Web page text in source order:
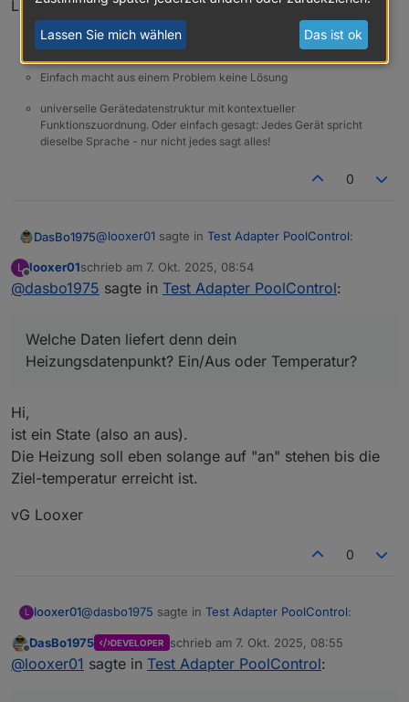
LG
Entwickler des Adapters PoolControl / BertinSoft-Sprachassistent
Einfach macht aus einem Problem keine Lösung
universelle Gerätedatenstruktur mit kontextueller
Funktionszuordnung. Oder einfach gesagt: Jedes Gerät spricht
dieselbe Sprache - nur nicht jedes sagt alles!
0
DasBo1975@looxer01 sagte in Test Adapter PoolControl:
Hi,
Heizung.
Gut das du das noch mal betonst mit 2
Datenpunkten. Das ist zur Zeit so noch nicht
enthalten. Aber angedacht. z.B als Wärmepumpe.
Welche Daten liefert denn dein
Heizungsdatenpunkt? Ein/Aus oder Temperatur?
L
Offline
looxer01schrieb am 7. Okt. 2025, 08:54
zuletzt editiert von
@dasbo1975 sagte in Test Adapter PoolControl:
Welche Daten liefert denn dein
Heizungsdatenpunkt? Ein/Aus oder Temperatur?
Hi,
ist ein State (also an aus).
Die Heizung soll eben solange auf "an" stehen bis die
Ziel-temperatur erreicht ist.
vG Looxer
0
L looxer01@dasbo1975 sagte in Test Adapter PoolControl:
Welche Daten liefert denn dein
Offline
DasBo1975 DEVELOPER schrieb am 7. Okt. 2025, 08:55
zuletzt editiert von
@looxer01 sagte in Test Adapter PoolControl:
Lassen Sie mich wählen Das ist ok